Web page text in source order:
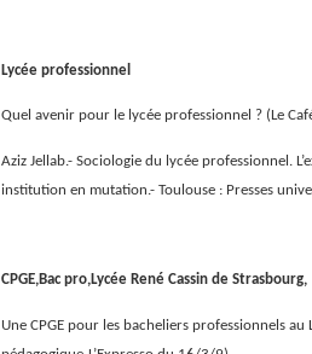
Lycée professionnel
Quel avenir pour le lycée professionnel ? (Le
Aziz Jellab.- Sociologie du lycée professionnel.
institution en mutation.- Toulouse : Presses
CPGE,Bac pro,Lycée René Cassin de Strasbourg,
Une CPGE pour les bacheliers professionnels au